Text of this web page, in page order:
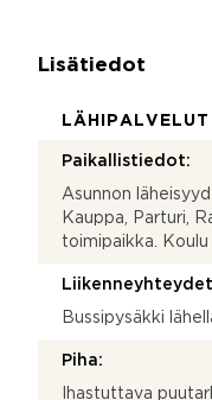
Lisätiedot
LÄHIPALVELUT
Paikallistiedot:
Asunnon
Kauppa, Parturi,
toimipaikka. Koulu
Bussipysäkki
Piha:
Ihastuttava